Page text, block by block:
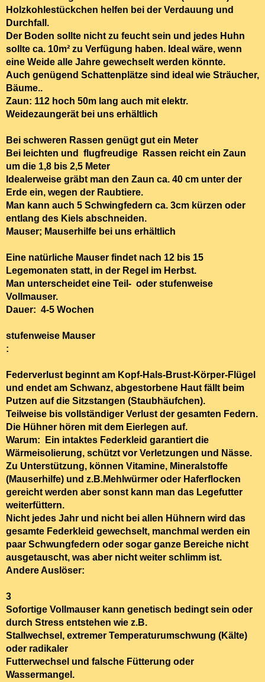
Holzkohlestückchen helfen bei der Verdauung und
Durchfall.
Der Boden sollte nicht zu feucht sein und jedes Huhn
sollte ca. 10m² zu Verfügung haben. Ideal wäre, wenn
eine Weide alle Jahre gewechselt werden könnte.
Auch genügend Schattenplätze sind ideal wie Sträucher,
Bäume..
Zaun: 112 hoch 50m lang auch mit elektr.
Weidezaungerät bei uns erhältlich
Bei schweren Rassen genügt gut ein Meter
Bei leichten und flugfreudige Rassen reicht ein Zaun
um die 1,8 bis 2,5 Meter
Idealerweise gräbt man den Zaun ca. 40 cm unter der
Erde ein, wegen der Raubtiere.
Man kann auch 5 Schwingfedern ca. 3cm kürzen oder
entlang des Kiels abschneiden.
Mauser; Mauserhilfe bei uns erhältlich
Eine natürliche Mauser findet nach 12 bis 15
Legemonaten statt, in der Regel im Herbst.
Man unterscheidet eine Teil- oder stufenweise
Vollmauser.
Dauer: 4-5 Wochen
stufenweise Mauser
Federverlust beginnt am Kopf-Hals-Brust-Körper-Flügel
und endet am Schwanz, abgestorbene Haut fällt beim
Putzen auf die Sitzstangen (Staubhäufchen).
Teilweise bis vollständiger Verlust der gesamten Federn.
Die Hühner hören mit dem Eierlegen auf.
Warum: Ein intaktes Federkleid garantiert die
Wärmeisolierung, schützt vor Verletzungen und Nässe.
Zu Unterstützung, können Vitamine, Mineralstoffe
(Mauserhilfe) und z.B.Mehlwürmer oder Haferflocken
gereicht werden aber sonst kann man das Legefutter
weiterfüttern.
Nicht jedes Jahr und nicht bei allen Hühnern wird das
gesamte Federkleid gewechselt, manchmal werden ein
paar Schwungfedern oder sogar ganze Bereiche nicht
ausgetauscht, was aber nicht weiter schlimm ist.
Andere Auslöser:
3
Sofortige Vollmauser kann genetisch bedingt sein oder
durch Stress entstehen wie z.B.
Stallwechsel, extremer Temperaturumschwung (Kälte)
oder radikaler
Futterwechsel und falsche Fütterung oder
Wassermangel.